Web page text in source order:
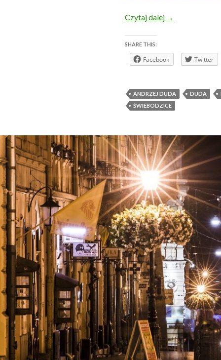
Czytaj dalej Prezydent RP
→
SHARE THIS:
Facebook Twitter
ANDRZEJ DUDA DUDA
ŚWIEBODZICE